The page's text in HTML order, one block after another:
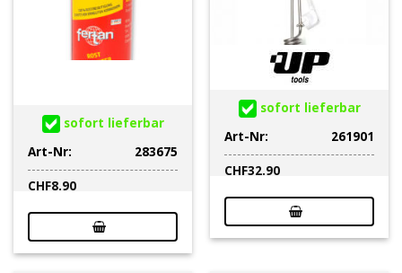
sofort lieferbar
Art-Nr:
283675
CHF8.90
sofort lieferbar
Art-Nr:
261901
CHF32.90